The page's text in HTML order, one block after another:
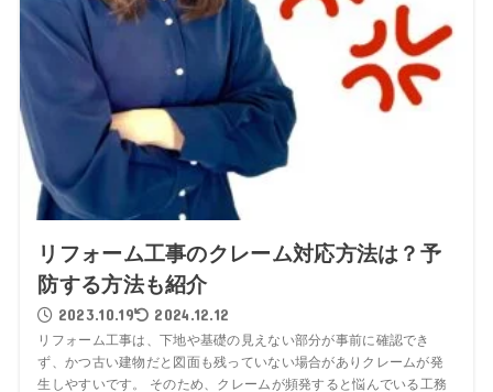
リフォーム工事のクレーム対応方法は？予
防する方法も紹介
2023.10.19 2024.12.12
リフォーム工事は、下地や基礎の見えない部分が事前に確認でき
ず、かつ古い建物だと図面も残っていない場合がありクレームが発
生しやすいです。 そのため、クレームが頻発すると悩んでいる工務